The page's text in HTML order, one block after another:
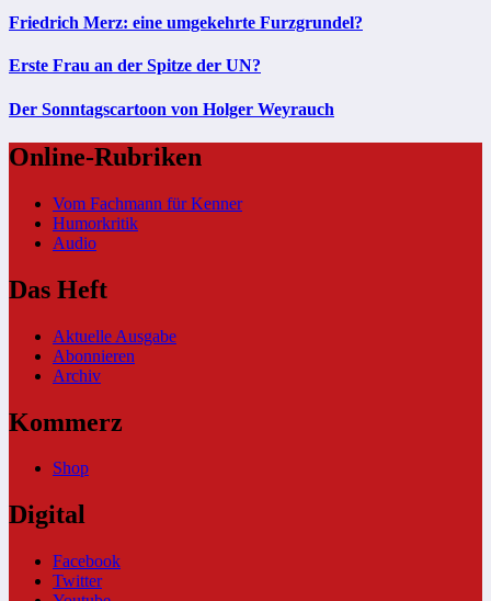
Friedrich Merz: eine umgekehrte Furzgrundel?
Erste Frau an der Spitze der UN?
Der Sonntagscartoon von Holger Weyrauch
Online-Rubriken
Vom Fachmann für Kenner
Humorkritik
Audio
Das Heft
Aktuelle Ausgabe
Abonnieren
Archiv
Kommerz
Shop
Digital
Facebook
Twitter